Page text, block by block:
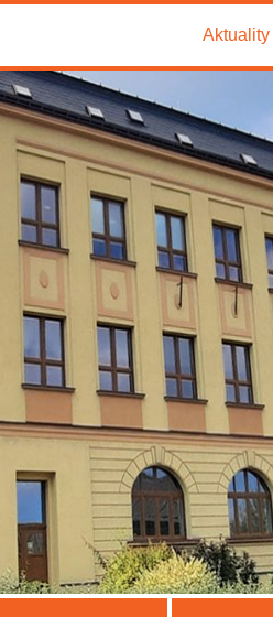
Aktuality